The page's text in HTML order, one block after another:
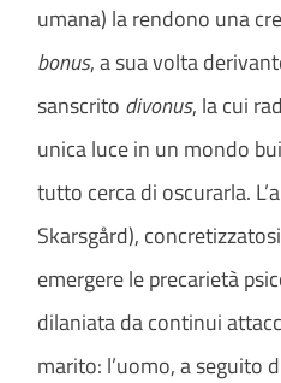
umana) la rendono una
bonus, a sua volta
sanscrito divonus, la cui
unica luce in un mondo
tutto cerca di oscurarla.
Skarsgård),
emergere le precarietà
dilaniata da continui
marito: l’uomo, a seguito